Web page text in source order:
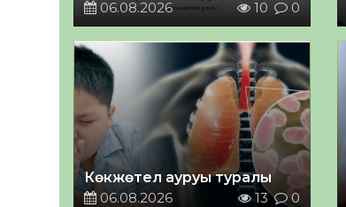
06.08.2026
10 0
Көкжөтел ауруы туралы
06.08.2026
13 0